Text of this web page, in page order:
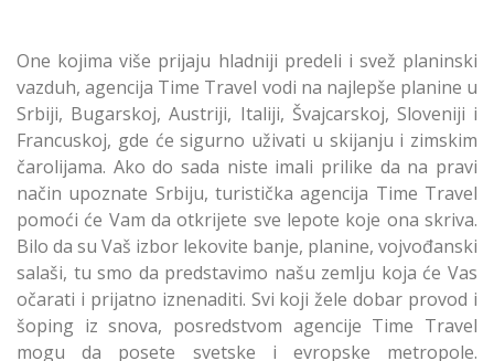
One kojima više prijaju hladniji predeli i svež planinski
vazduh, agencija Time Travel vodi na najlepše planine u
Srbiji, Bugarskoj, Austriji, Italiji, Švajcarskoj, Sloveniji i
Francuskoj, gde će sigurno uživati u skijanju i zimskim
čarolijama. Ako do sada niste imali prilike da na pravi
način upoznate Srbiju, turistička agencija Time Travel
pomoći će Vam da otkrijete sve lepote koje ona skriva.
Bilo da su Vaš izbor lekovite banje, planine, vojvođanski
salaši, tu smo da predstavimo našu zemlju koja će Vas
očarati i prijatno iznenaditi. Svi koji žele dobar provod i
šoping iz snova, posredstvom agencije Time Travel
mogu da posete svetske i evropske metropole.